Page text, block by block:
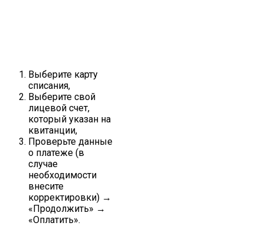
Выберите карту
списания,
Выберите свой
лицевой счет,
который указан на
квитанции,
Проверьте данные
о платеже (в
случае
необходимости
внесите
корректировки) →
«Продолжить» →
«Оплатить».